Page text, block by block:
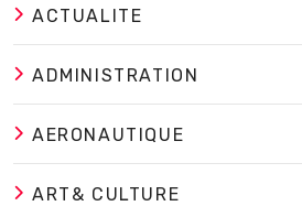
ACTUALITE
ADMINISTRATION
AERONAUTIQUE
ART& CULTURE